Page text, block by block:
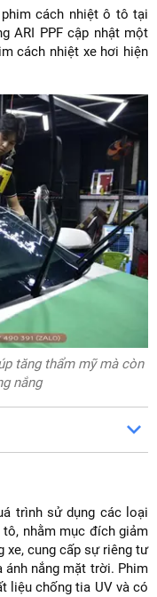
cách nhiệt ô tô tại
ARI PPF cập nhật một
cách nhiệt xe hơi hiện
tăng thẩm mỹ mà còn
nắng
trình sử dụng các loại
nhằm mục đích giảm
xe, cung cấp sự riêng tư
nắng mặt trời. Phim
liệu chống tia UV và có